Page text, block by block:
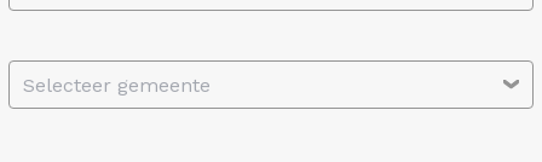
Selecteer gemeente